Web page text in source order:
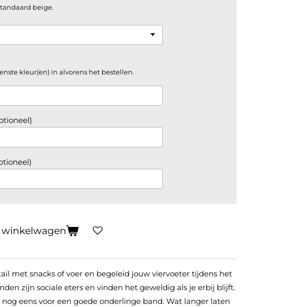
beige.
kleur(en) in alvorens het bestellen.
winkelwagen
met snacks of voer en begeleid jouw viervoeter tijdens het
zijn sociale eters en vinden het geweldig als je erbij blijft.
eens voor een goede onderlinge band. Wat langer laten